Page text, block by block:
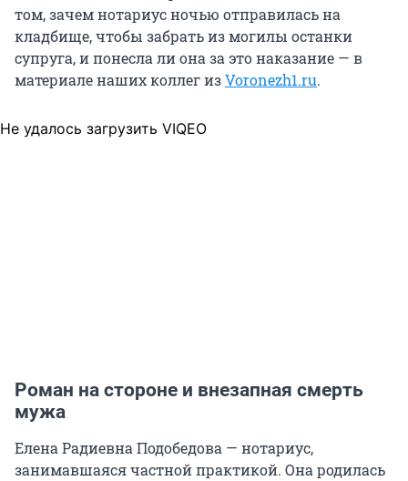
том, зачем нотариус ночью отправилась на
кладбище, чтобы забрать из могилы останки
супруга, и понесла ли она за это наказание — в
материале наших коллег изVoronezh1.ru.
Не удалось загрузить VIQEO
Роман на стороне и внезапная смерть
мужа
Елена Радиевна Подобедова — нотариус,
занимавшаяся частной практикой. Она родилась